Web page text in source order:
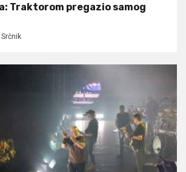
Traktorom pregazio samog